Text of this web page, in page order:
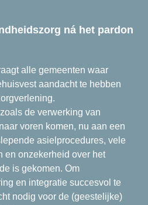
ná het pardon
alle gemeenten waar
aandacht te hebben
de verwerking van
voren komen, nu aan een
asielprocedures, vele
en onzekerheid over het
is gekomen. Om
en integratie succesvol te
nodig voor de (geestelijke)